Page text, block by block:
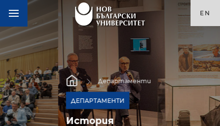
EN
Департаменти
ДЕПАРТАМЕНТИ
История